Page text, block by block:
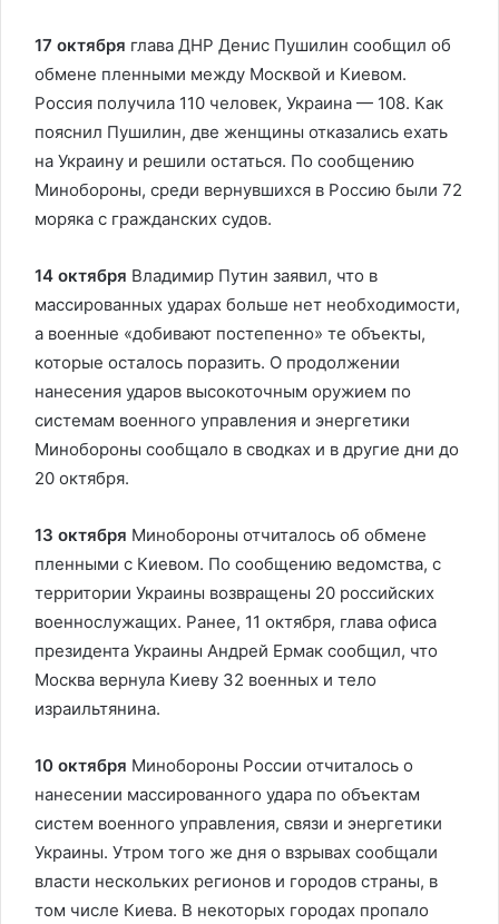
17 октября глава ДНР Денис Пушилин сообщил об
обмене пленными между Москвой и Киевом.
Россия получила 110 человек, Украина — 108. Как
пояснил Пушилин, две женщины отказались ехать
на Украину и решили остаться. По сообщению
Минобороны, среди вернувшихся в Россию были 72
моряка с гражданских судов.
14 октября Владимир Путин заявил, что в
массированных ударах больше нет необходимости,
а военные «добивают постепенно» те объекты,
которые осталось поразить. О продолжении
нанесения ударов высокоточным оружием по
системам военного управления и энергетики
Минобороны сообщало в сводках и в другие дни до
20 октября.
13 октября Минобороны отчиталось об обмене
пленными с Киевом. По сообщению ведомства, с
территории Украины возвращены 20 российских
военнослужащих. Ранее, 11 октября, глава офиса
президента Украины Андрей Ермак сообщил, что
Москва вернула Киеву 32 военных и тело
израильтянина.
10 октября Минобороны России отчиталось о
нанесении массированного удара по объектам
систем военного управления, связи и энергетики
Украины. Утром того же дня о взрывах сообщали
власти нескольких регионов и городов страны, в
том числе Киева. В некоторых городах пропало